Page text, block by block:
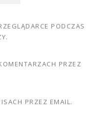
PODCZAS
PRZEZ
PRZEZ EMAIL.